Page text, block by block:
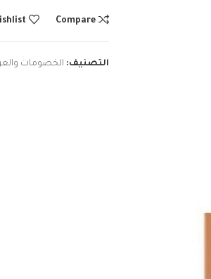
Compare
التصنيف: الخصومات